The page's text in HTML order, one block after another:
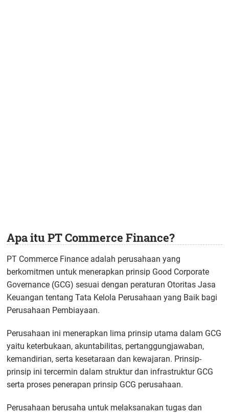
Apa itu PT Commerce Finance?
PT Commerce Finance adalah perusahaan yang
berkomitmen untuk menerapkan prinsip Good Corporate
Governance (GCG) sesuai dengan peraturan Otoritas Jasa
Keuangan tentang Tata Kelola Perusahaan yang Baik bagi
Perusahaan Pembiayaan.
Perusahaan ini menerapkan lima prinsip utama dalam GCG
yaitu keterbukaan, akuntabilitas, pertanggungjawaban,
kemandirian, serta kesetaraan dan kewajaran. Prinsip-
prinsip ini tercermin dalam struktur dan infrastruktur GCG
serta proses penerapan prinsip GCG perusahaan.
Perusahaan berusaha untuk melaksanakan tugas dan